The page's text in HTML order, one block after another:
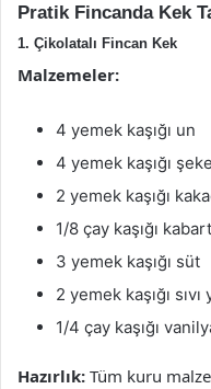
Pratik Fincanda Kek
1. Çikolatalı Fincan Kek
Malzemeler:
4 yemek kaşığı un
4 yemek kaşığı
2 yemek kaşığı
1/8 çay kaşığı
3 yemek kaşığı süt
2 yemek kaşığı sıvı
1/4 çay kaşığı
Hazırlık: Tüm kuru